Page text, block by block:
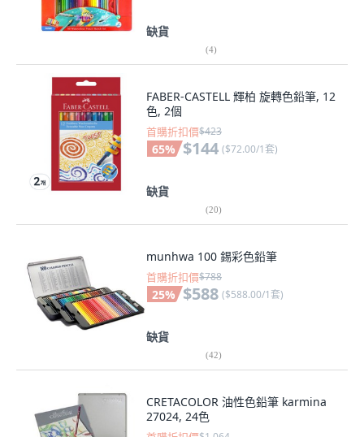
缺貨
(4)
FABER-CASTELL 輝柏 旋轉色鉛筆, 12
色, 2個
首購折扣價$423
65% $144 ($72.00/1套)
缺貨
(20)
munhwa 100 錫彩色鉛筆
首購折扣價$788
25% $588 ($588.00/1套)
缺貨
(42)
CRETACOLOR 油性色鉛筆 karmina
27024, 24色